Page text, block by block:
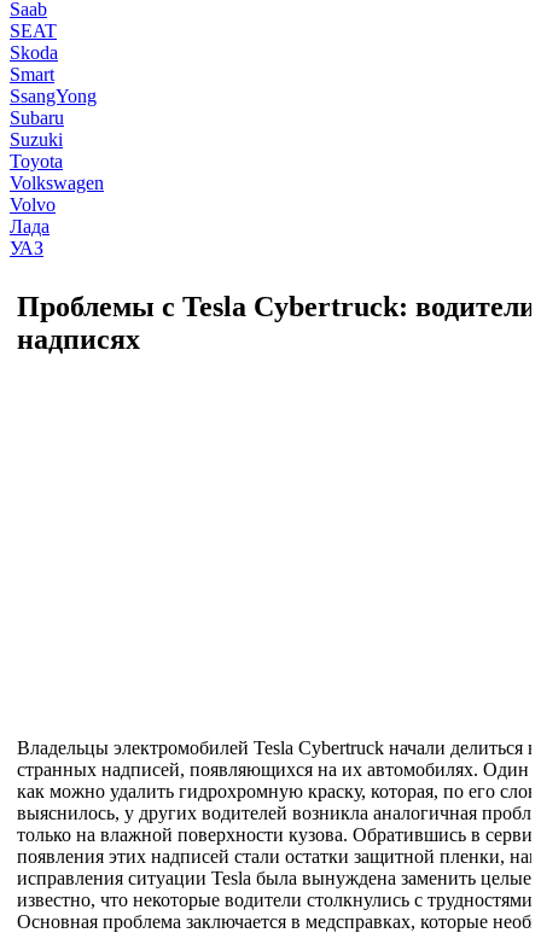
Saab
SEAT
Skoda
Smart
SsangYong
Subaru
Suzuki
Toyota
Volkswagen
Volvo
Лада
УАЗ
Проблемы с Tesla Cybertruck:
надписях
Владельцы электромобилей Tesla Cybertruck начали делиться
странных надписей, появляющихся на их автомобилях. Один
как можно удалить гидрохромную краску, которая, по его
выяснилось, у других водителей возникла аналогичная
только на влажной поверхности кузова. Обратившись в
появления этих надписей стали остатки защитной пленки,
исправления ситуации Tesla была вынуждена заменить целые
известно, что некоторые водители столкнулись с
Основная проблема заключается в медсправках, которые